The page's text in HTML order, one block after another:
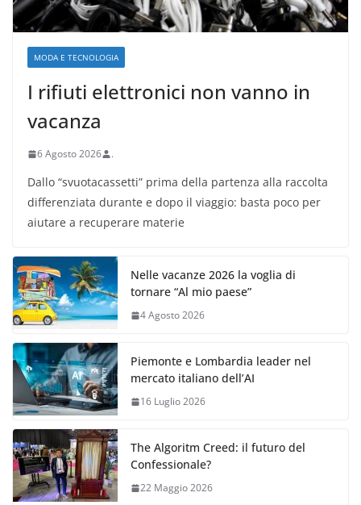
MODA E TECNOLOGIA
I rifiuti elettronici non vanno in
vacanza
6 Agosto 2026 .
Dallo “svuotacassetti” prima della partenza alla raccolta
differenziata durante e dopo il viaggio: basta poco per
aiutare a recuperare materie
Nelle vacanze 2026 la voglia di
tornare “Al mio paese”
4 Agosto 2026
Piemonte e Lombardia leader nel
mercato italiano dell’AI
16 Luglio 2026
The Algoritm Creed: il futuro del
Confessionale?
22 Maggio 2026